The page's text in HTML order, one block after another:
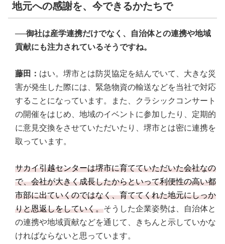
地元への感謝を、今できるかたちで
──御社は産学連携だけでなく、自治体との連携や地域
貢献にも注力されているそうですね。
藤田： はい。堺市とは防災協定を結んでいて、大きな災
害が発生した際には、緊急物資の輸送などを当社で対応
することになっています。また、クラシックコンサート
の開催をはじめ、地域のイベントに参加したり、定期的
に意見交換をさせていただいたり、堺市とは密に連携を
取っています。
サカイ引越センターは堺市に育てていただいた会社なの
で、会社が大きく成長したからといって利便性の高い都
市部に出ていくのではなく、育ててくれた地元にしっか
りと恩返しをしていく。そうした企業姿勢は、自治体と
の連携や地域貢献などを通じて、きちんと示していかな
ければならないと思っています。